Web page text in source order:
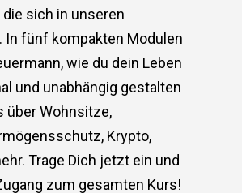
sich in unseren
fünf kompakten Modulen
wie du dein Leben
und unabhängig gestalten
über Wohnsitze,
Krypto,
Trage Dich jetzt ein und
zum gesamten Kurs!